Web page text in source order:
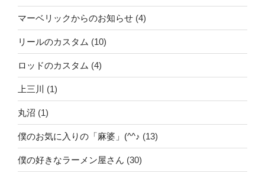
マーベリックからのお知らせ (4)
リールのカスタム (10)
ロッドのカスタム (4)
上三川 (1)
丸沼 (1)
僕のお気に入りの「麻婆」(^^♪ (13)
僕の好きなラーメン屋さん (30)